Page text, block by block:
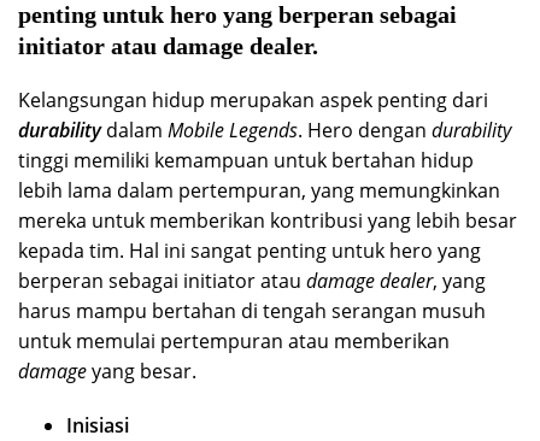
penting untuk hero yang berperan sebagai
initiator atau damage dealer.
Kelangsungan hidup merupakan aspek penting dari
durabilitydalam Mobile Legends. Hero dengan durability
tinggi memiliki kemampuan untuk bertahan hidup
lebih lama dalam pertempuran, yang memungkinkan
mereka untuk memberikan kontribusi yang lebih besar
kepada tim. Hal ini sangat penting untuk hero yang
berperan sebagai initiator atau damage dealer, yang
harus mampu bertahan di tengah serangan musuh
untuk memulai pertempuran atau memberikan
damageyang besar.
Inisiasi